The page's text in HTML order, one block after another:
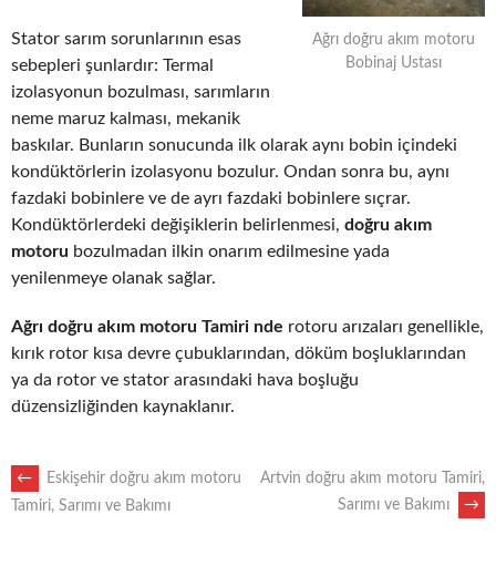
Ağrı doğru akım motoru
Bobinaj Ustası
Stator sarım sorunlarının esas
sebepleri şunlardır: Termal
izolasyonun bozulması, sarımların
neme maruz kalması, mekanik
baskılar. Bunların sonucunda ilk olarak aynı bobin içindeki
kondüktörlerin izolasyonu bozulur. Ondan sonra bu, aynı
fazdaki bobinlere ve de ayrı fazdaki bobinlere sıçrar.
Kondüktörlerdeki değişiklerin belirlenmesi, doğru akım
motoru bozulmadan ilkin onarım edilmesine yada
yenilenmeye olanak sağlar.
Ağrı doğru akım motoru Tamiri nde rotoru arızaları genellikle,
kırık rotor kısa devre çubuklarından, döküm boşluklarından
ya da rotor ve stator arasındaki hava boşluğu
düzensizliğinden kaynaklanır.
POST
←
Eskişehir doğru akım motoru
Tamiri, Sarımı ve Bakımı
Artvin doğru akım motoru Tamiri,
Sarımı ve Bakımı
→